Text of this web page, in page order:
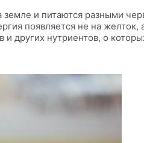
земле и питаются разными
появляется не на
и других нутриентов, о